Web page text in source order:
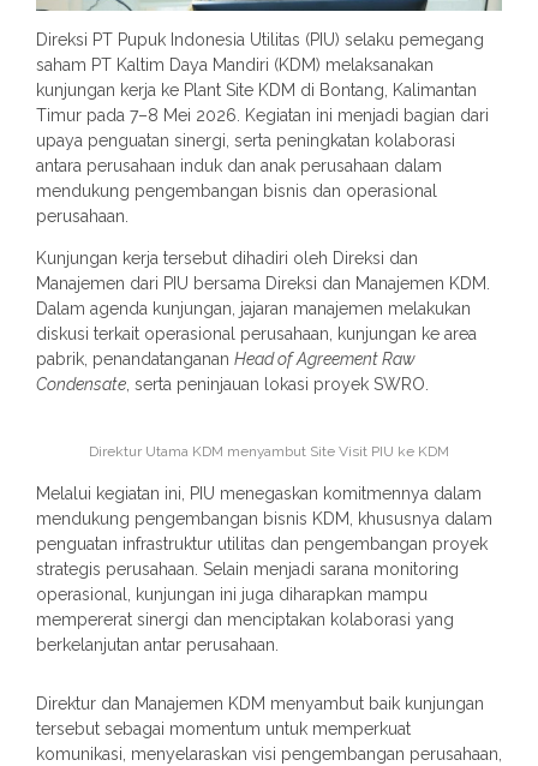
Direksi PT Pupuk Indonesia Utilitas (PIU) selaku pemegang
saham PT Kaltim Daya Mandiri (KDM) melaksanakan
kunjungan kerja ke Plant Site KDM di Bontang, Kalimantan
Timur pada 7–8 Mei 2026. Kegiatan ini menjadi bagian dari
upaya penguatan sinergi, serta peningkatan kolaborasi
antara perusahaan induk dan anak perusahaan dalam
mendukung pengembangan bisnis dan operasional
perusahaan.
Kunjungan kerja tersebut dihadiri oleh Direksi dan
Manajemen dari PIU bersama Direksi dan Manajemen KDM.
Dalam agenda kunjungan, jajaran manajemen melakukan
diskusi terkait operasional perusahaan, kunjungan ke area
pabrik, penandatanganan Head of Agreement Raw
Condensate, serta peninjauan lokasi proyek SWRO.
Direktur Utama KDM menyambut Site Visit PIU ke KDM
Melalui kegiatan ini, PIU menegaskan komitmennya dalam
mendukung pengembangan bisnis KDM, khususnya dalam
penguatan infrastruktur utilitas dan pengembangan proyek
strategis perusahaan. Selain menjadi sarana monitoring
operasional, kunjungan ini juga diharapkan mampu
mempererat sinergi dan menciptakan kolaborasi yang
berkelanjutan antar perusahaan.
Direktur dan Manajemen KDM menyambut baik kunjungan
tersebut sebagai momentum untuk memperkuat
komunikasi, menyelaraskan visi pengembangan perusahaan,